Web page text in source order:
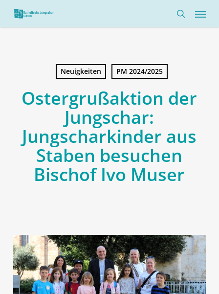
main
Menü
Neuigkeiten PM 2024/2025
Ostergrußaktion der
Jungschar:
Jungscharkinder aus
Staben besuchen
Bischof Ivo Muser